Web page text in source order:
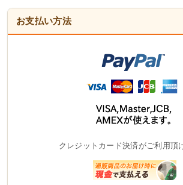
お支払い方法
クレジットカード決済がご利用頂